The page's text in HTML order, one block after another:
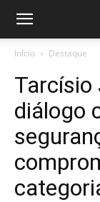
Início Destaque
Tarcísio
diálogo